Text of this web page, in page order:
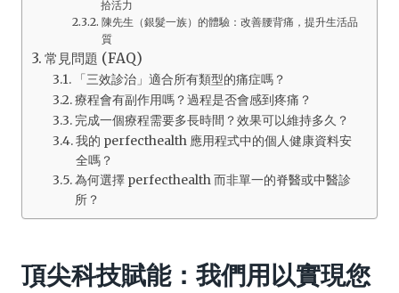
拾活力
陳先生（銀髮一族）的體驗：改善腰背痛，提升生活品
質
常見問題 (FAQ)
「三效診治」適合所有類型的痛症嗎？
療程會有副作用嗎？過程是否會感到疼痛？
完成一個療程需要多長時間？效果可以維持多久？
我的 perfecthealth 應用程式中的個人健康資料安
全嗎？
為何選擇 perfecthealth 而非單一的脊醫或中醫診
所？
頂尖科技賦能：我們用以實現您